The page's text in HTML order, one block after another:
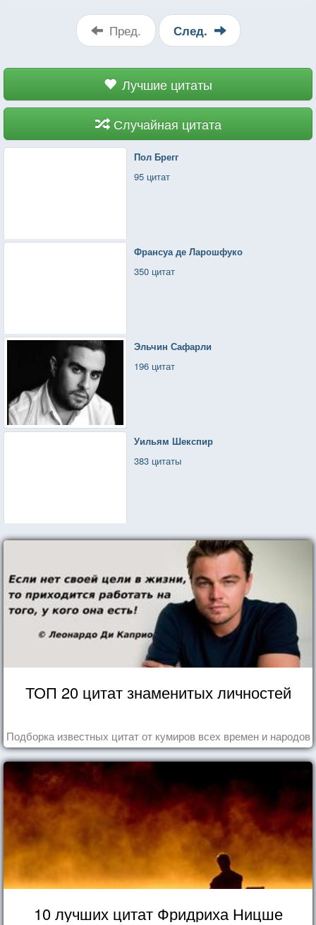
Пред. След.
Лучшие цитаты
Случайная цитата
Пол Брегг
95 цитат
Франсуа де Ларошфуко
350 цитат
Эльчин Сафарли
196 цитат
Уильям Шекспир
383 цитаты
ТОП 20 цитат знаменитых личностей
Подборка известных цитат от кумиров всех времен и народов
10 лучших цитат Фридриха Ницше